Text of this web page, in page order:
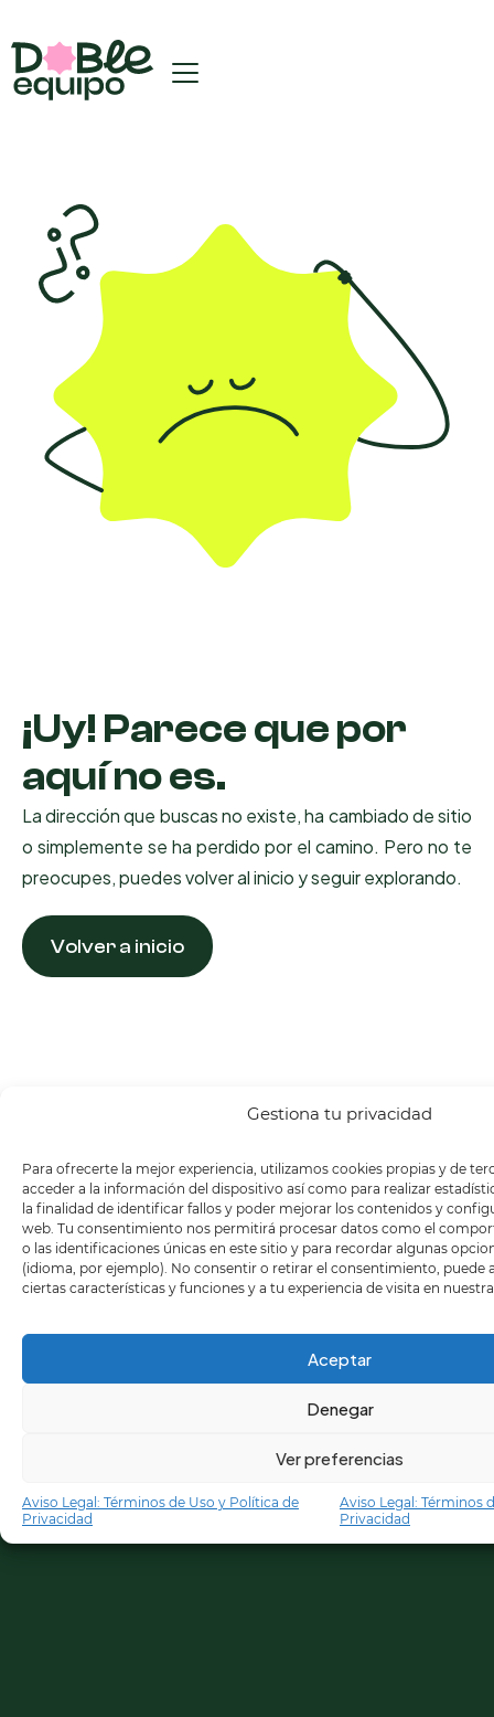
Gestiona tu privacidad
Para ofrecerte la mejor experiencia, utilizamos cookies propias y de
acceder a la información del dispositivo así como para realizar
la finalidad de identificar fallos y poder mejorar los contenidos y
web. Tu consentimiento nos permitirá procesar datos como el
o las identificaciones únicas en este sitio y para recordar algunas
(idioma, por ejemplo). No consentir o retirar el consentimiento, puede
ciertas características y funciones y a tu experiencia de visita en
Aceptar
Denegar
Ver preferencias
Aviso Legal: Términos de Uso y Política de
Privacidad
Aviso Legal: Términos
Privacidad
¡Uy! Parece que por
aquí no es.
La dirección que buscas no existe, ha cambiado de sitio
o simplemente se ha perdido por el camino. Pero no te
preocupes, puedes volver al inicio y seguir explorando.
Volver a inicio
a